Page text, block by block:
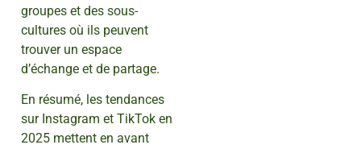
groupes et des sous-
cultures où ils peuvent
trouver un espace
d’échange et de partage.
En résumé, les tendances
sur Instagram et TikTok en
2025 mettent en avant